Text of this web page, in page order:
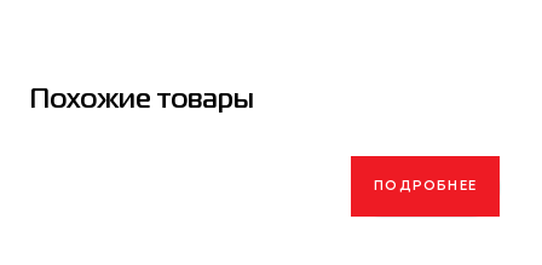
Похожие товары
ПОДРОБНЕЕ